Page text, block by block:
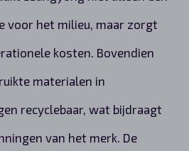
voor het milieu, maar zorgt
kosten. Bovendien
materialen in
recyclebaar, wat bijdraagt
van het merk. De